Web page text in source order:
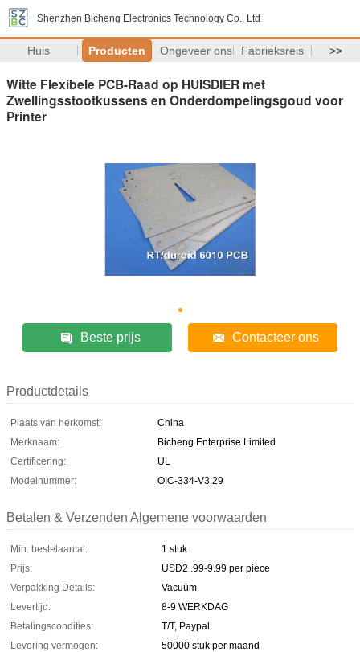
Shenzhen Bicheng Electronics Technology Co., Ltd
Huis Producten Ongeveer ons Fabrieksreis >>
Witte Flexibele PCB-Raad op HUISDIER met
Zwellingsstootkussens en Onderdompelingsgoud voor
Printer
Beste prijs Contacteer ons
Productdetails
Plaats van herkomst:
China
Merknaam:
Bicheng Enterprise Limited
Certificering:
UL
Modelnummer:
OIC-334-V3.29
Betalen & Verzenden Algemene voorwaarden
Min. bestelaantal:
1 stuk
Prijs:
USD2 .99-9.99 per piece
Verpakking Details:
Vacuüm
Levertijd:
8-9 WERKDAG
Betalingscondities:
T/T, Paypal
Levering vermogen:
50000 stuk per maand